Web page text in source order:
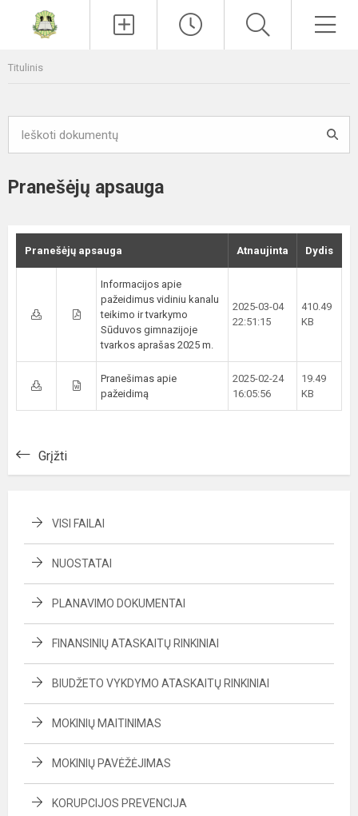
Titulinis
Pranešėjų apsauga
Pranešėjų apsauga Atnaujinta Dydis
Informacijos apie
pažeidimus vidiniu kanalu
teikimo ir tvarkymo
Sūduvos gimnazijoje
tvarkos aprašas 2025 m.
2025-03-04
22:51:15
410.49
KB
Pranešimas apie
pažeidimą
2025-02-24
16:05:56
19.49
KB
Grįžti
VISI FAILAI
NUOSTATAI
PLANAVIMO DOKUMENTAI
FINANSINIŲ ATASKAITŲ RINKINIAI
BIUDŽETO VYKDYMO ATASKAITŲ RINKINIAI
MOKINIŲ MAITINIMAS
MOKINIŲ PAVĖŽĖJIMAS
KORUPCIJOS PREVENCIJA